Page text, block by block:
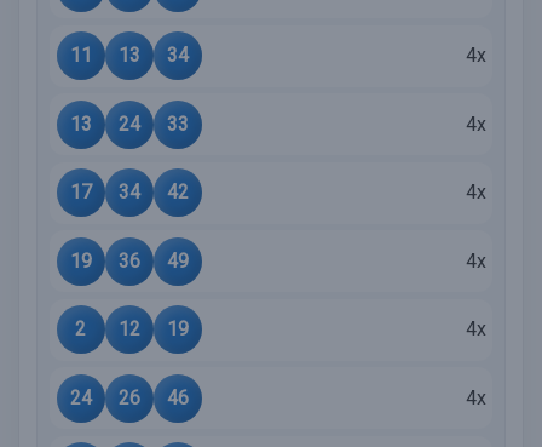
11 13 34 4x
13 24 33 4x
17 34 42 4x
19 36 49 4x
2 12 19 4x
24 26 46 4x